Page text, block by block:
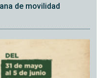
de movilidad